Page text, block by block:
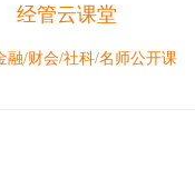
经管云课堂
融/财会/社科/名师公开课